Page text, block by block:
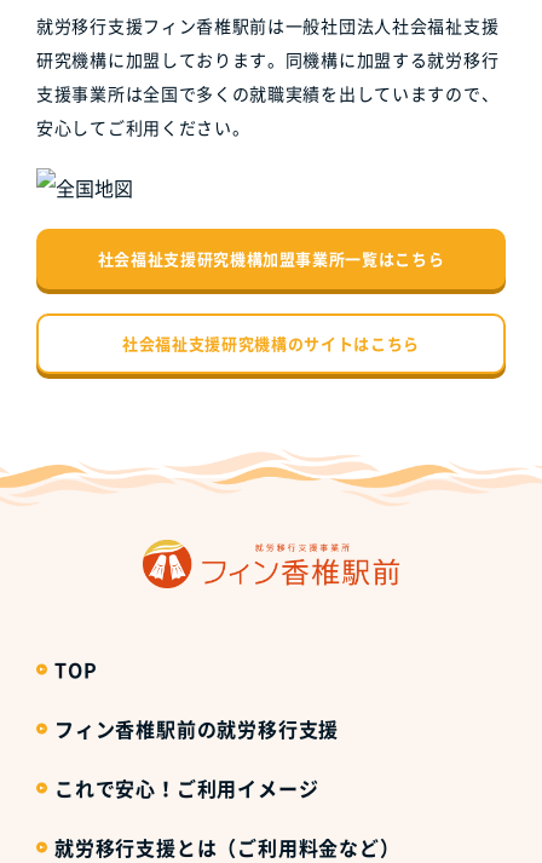
就労移行支援フィン香椎駅前は一般社団法人社会福祉支援
研究機構に加盟しております。同機構に加盟する就労移行
支援事業所は全国で多くの就職実績を出していますので、
安心してご利用ください。
社会福祉支援研究機構加盟事業所一覧はこちら
社会福祉支援研究機構のサイトはこちら
TOP
フィン香椎駅前の就労移行支援
これで安心！ご利用イメージ
就労移行支援とは（ご利用料金など）